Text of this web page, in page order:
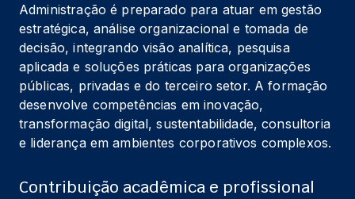
Administração é preparado para atuar em gestão
estratégica, análise organizacional e tomada de
decisão, integrando visão analítica, pesquisa
aplicada e soluções práticas para organizações
públicas, privadas e do terceiro setor. A formação
desenvolve competências em inovação,
transformação digital, sustentabilidade, consultoria
e liderança em ambientes corporativos complexos.
Contribuição acadêmica e profissional